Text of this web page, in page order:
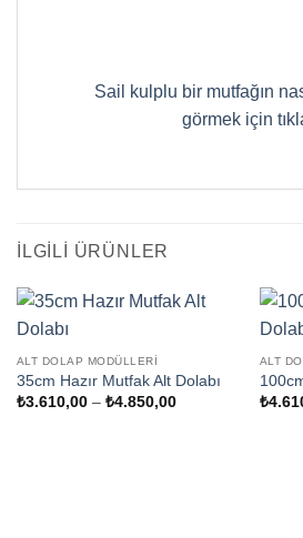
Sail kulplu bir mutfağın
görmek için
İLGILI ÜRÜNLER
ALT DOLAP MODÜLLERI
35cm Hazır Mutfak Alt Dolabı
₺3.610,00 – ₺4.850,00Fiyat
ALT
₺